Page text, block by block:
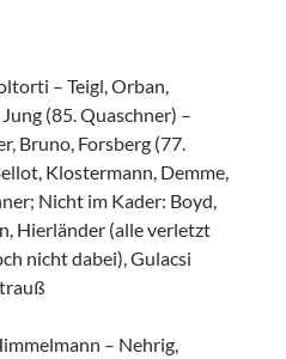
– Teigl, Orban,
(85. Quaschner) –
Bruno, Forsberg (77.
Klostermann, Demme,
Nicht im Kader: Boyd,
Hierländer (alle verletzt
nicht dabei), Gulacsi
– Nehrig,